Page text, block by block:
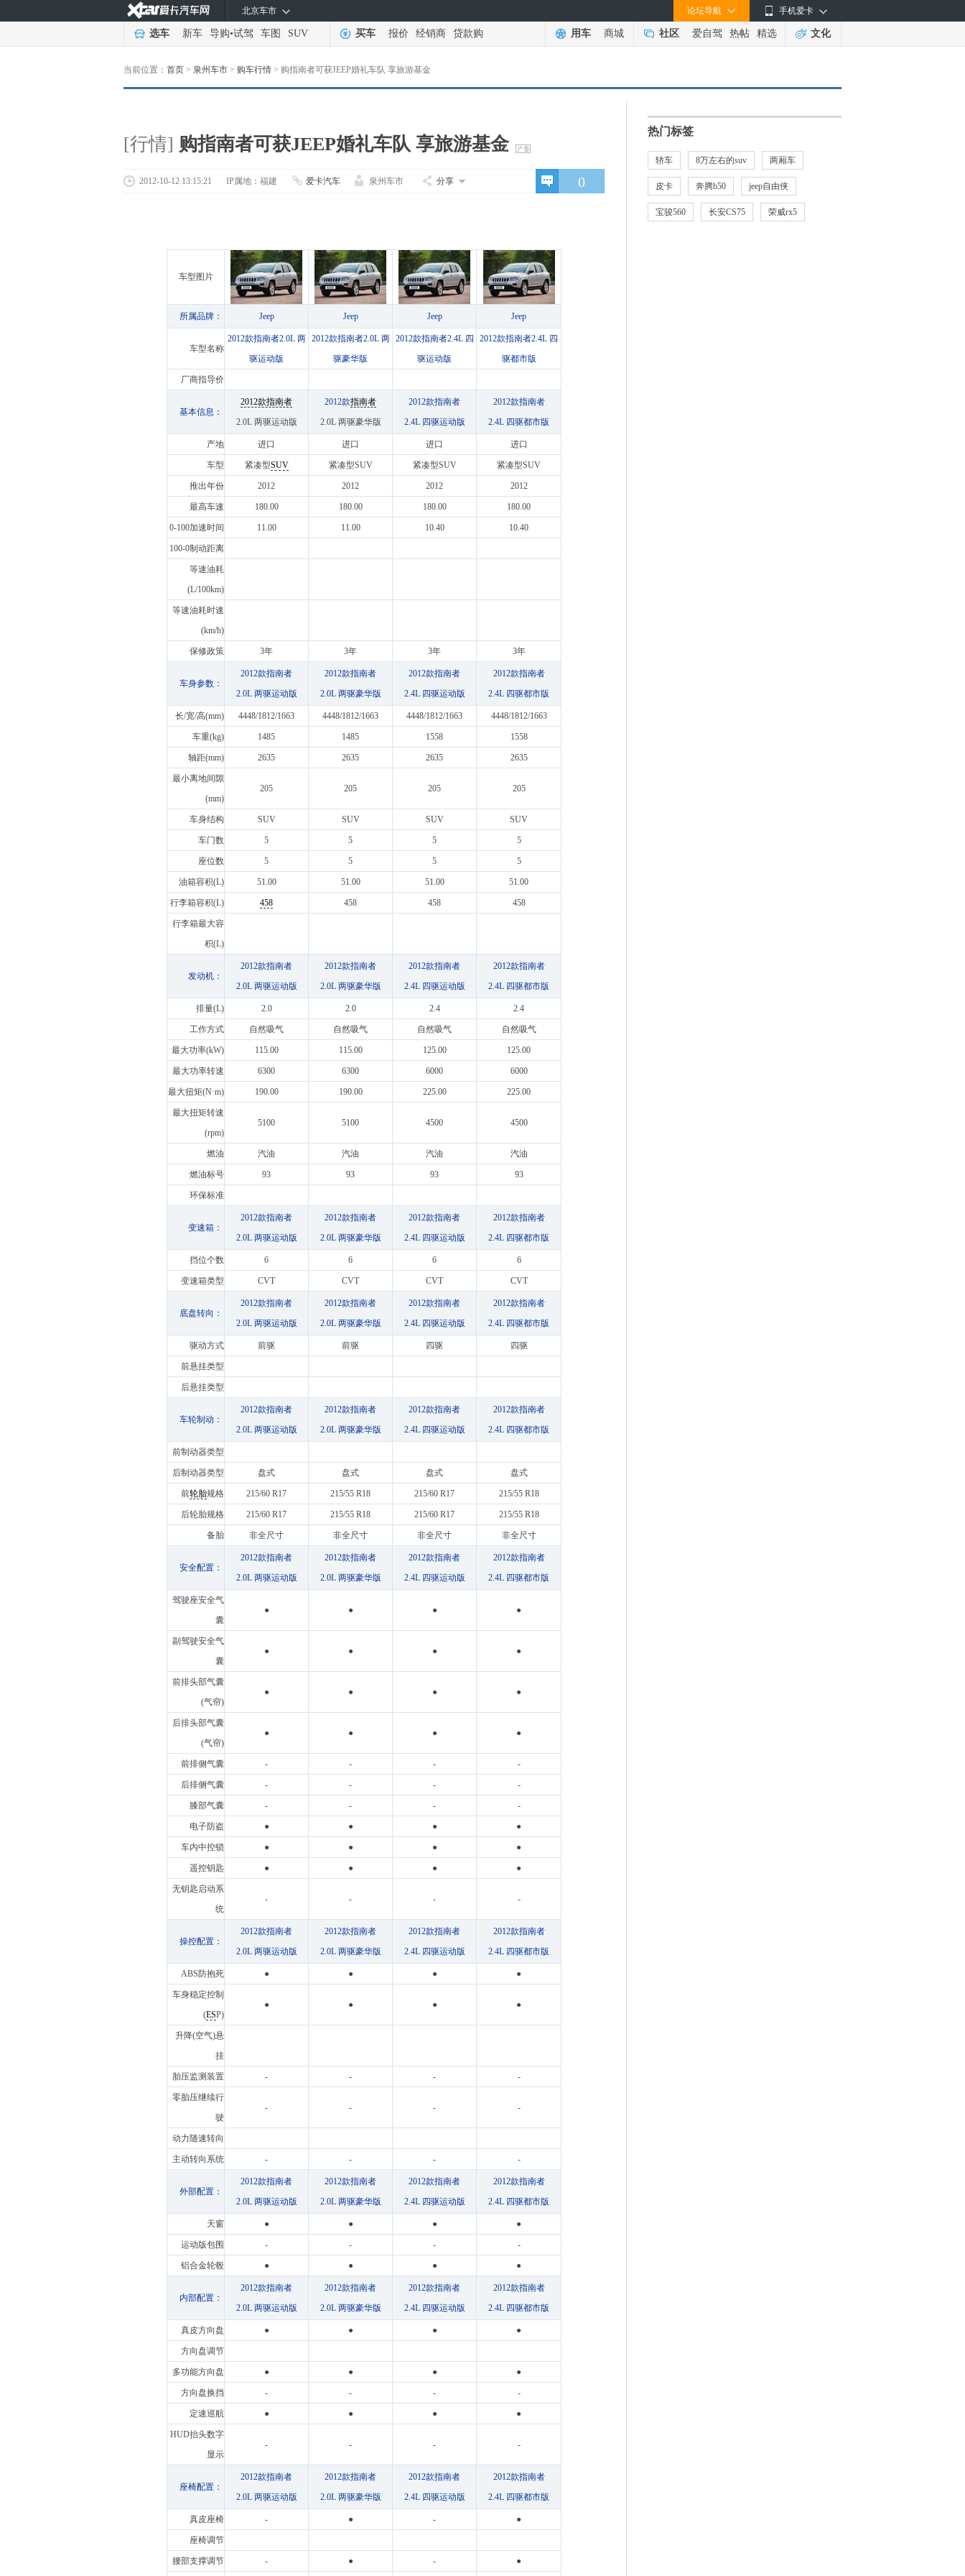
手机爱卡
论坛导航
北京车市
选车 新车 导购•试驾 车图 SUV 买车 报价 经销商 贷款购 用车 商城 社区 爱自驾 热帖 精选 文化
当前位置： 首页 > 泉州车市 > 购车行情 > 购指南者可获JEEP婚礼车队 享旅游基金
[行情] 购指南者可获JEEP婚礼车队 享旅游基金
0
2012-10-12 13:15:21 IP属地：福建 爱卡汽车 泉州车市 分享
车型图片
所属品牌： Jeep Jeep Jeep Jeep
车型名称
2012款指南者2.0L 两
驱运动版
2012款指南者2.0L 两
驱豪华版
2012款指南者2.4L 四
驱运动版
2012款指南者2.4L 四
驱都市版
厂商指导价
基本信息：
2012款指南者
2.0L 两驱运动版
2012款指南者
2.0L 两驱豪华版
2012款指南者
2.4L 四驱运动版
2012款指南者
2.4L 四驱都市版
产地 进口 进口 进口 进口
车型 紧凑型SUV 紧凑型SUV 紧凑型SUV 紧凑型SUV
推出年份 2012 2012 2012 2012
最高车速 180.00 180.00 180.00 180.00
0-100加速时间 11.00 11.00 10.40 10.40
100-0制动距离
等速油耗
(L/100km)
等速油耗时速
(km/h)
保修政策 3年 3年 3年 3年
车身参数：
2012款指南者
2.0L 两驱运动版
2012款指南者
2.0L 两驱豪华版
2012款指南者
2.4L 四驱运动版
2012款指南者
2.4L 四驱都市版
长/宽/高(mm) 4448/1812/1663 4448/1812/1663 4448/1812/1663 4448/1812/1663
车重(kg) 1485 1485 1558 1558
轴距(mm) 2635 2635 2635 2635
最小离地间隙
(mm)
205 205 205 205
车身结构 SUV SUV SUV SUV
车门数 5 5 5 5
座位数 5 5 5 5
油箱容积(L) 51.00 51.00 51.00 51.00
行李箱容积(L) 458 458 458 458
行李箱最大容
积(L)
发动机：
2012款指南者
2.0L 两驱运动版
2012款指南者
2.0L 两驱豪华版
2012款指南者
2.4L 四驱运动版
2012款指南者
2.4L 四驱都市版
排量(L) 2.0 2.0 2.4 2.4
工作方式 自然吸气 自然吸气 自然吸气 自然吸气
最大功率(kW) 115.00 115.00 125.00 125.00
最大功率转速 6300 6300 6000 6000
最大扭矩(N·m) 190.00 190.00 225.00 225.00
最大扭矩转速
(rpm)
5100 5100 4500 4500
燃油 汽油 汽油 汽油 汽油
燃油标号 93 93 93 93
环保标准
变速箱：
2012款指南者
2.0L 两驱运动版
2012款指南者
2.0L 两驱豪华版
2012款指南者
2.4L 四驱运动版
2012款指南者
2.4L 四驱都市版
挡位个数 6 6 6 6
变速箱类型 CVT CVT CVT CVT
底盘转向：
2012款指南者
2.0L 两驱运动版
2012款指南者
2.0L 两驱豪华版
2012款指南者
2.4L 四驱运动版
2012款指南者
2.4L 四驱都市版
驱动方式 前驱 前驱 四驱 四驱
前悬挂类型
后悬挂类型
车轮制动：
2012款指南者
2.0L 两驱运动版
2012款指南者
2.0L 两驱豪华版
2012款指南者
2.4L 四驱运动版
2012款指南者
2.4L 四驱都市版
前制动器类型
后制动器类型 盘式 盘式 盘式 盘式
前轮胎规格 215/60 R17 215/55 R18 215/60 R17 215/55 R18
后轮胎规格 215/60 R17 215/55 R18 215/60 R17 215/55 R18
备胎 非全尺寸 非全尺寸 非全尺寸 非全尺寸
安全配置：
2012款指南者
2.0L 两驱运动版
2012款指南者
2.0L 两驱豪华版
2012款指南者
2.4L 四驱运动版
2012款指南者
2.4L 四驱都市版
驾驶座安全气
囊
● ● ● ●
副驾驶安全气
囊
● ● ● ●
前排头部气囊
(气帘)
● ● ● ●
后排头部气囊
(气帘)
● ● ● ●
前排侧气囊 - - - -
后排侧气囊 - - - -
膝部气囊 - - - -
电子防盗 ● ● ● ●
车内中控锁 ● ● ● ●
遥控钥匙 ● ● ● ●
无钥匙启动系
统
- - - -
操控配置：
2012款指南者
2.0L 两驱运动版
2012款指南者
2.0L 两驱豪华版
2012款指南者
2.4L 四驱运动版
2012款指南者
2.4L 四驱都市版
ABS防抱死 ● ● ● ●
车身稳定控制
(ESP)
● ● ● ●
升降(空气)悬
挂
胎压监测装置 - - - -
零胎压继续行
驶
- - - -
动力随速转向
主动转向系统 - - - -
外部配置：
2012款指南者
2.0L 两驱运动版
2012款指南者
2.0L 两驱豪华版
2012款指南者
2.4L 四驱运动版
2012款指南者
2.4L 四驱都市版
天窗 ● ● ● ●
运动版包围 - - - -
铝合金轮毂 ● ● ● ●
内部配置：
2012款指南者
2.0L 两驱运动版
2012款指南者
2.0L 两驱豪华版
2012款指南者
2.4L 四驱运动版
2012款指南者
2.4L 四驱都市版
真皮方向盘 ● ● ● ●
方向盘调节
多功能方向盘 ● ● ● ●
方向盘换挡 - - - -
定速巡航 ● ● ● ●
HUD抬头数字
显示
- - - -
座椅配置：
2012款指南者
2.0L 两驱运动版
2012款指南者
2.0L 两驱豪华版
2012款指南者
2.4L 四驱运动版
2012款指南者
2.4L 四驱都市版
真皮座椅 - ● - ●
座椅调节
腰部支撑调节 - ● - ●
热门标签
轿车 8万左右的suv 两厢车
皮卡 奔腾b50 jeep自由侠
宝骏560 长安CS75 荣威rx5